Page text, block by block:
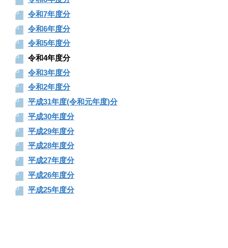
令和7年度分
令和6年度分
令和5年度分
令和4年度分
令和3年度分
令和2年度分
平成31年度(令和元年度)分
平成30年度分
平成29年度分
平成28年度分
平成27年度分
平成26年度分
平成25年度分